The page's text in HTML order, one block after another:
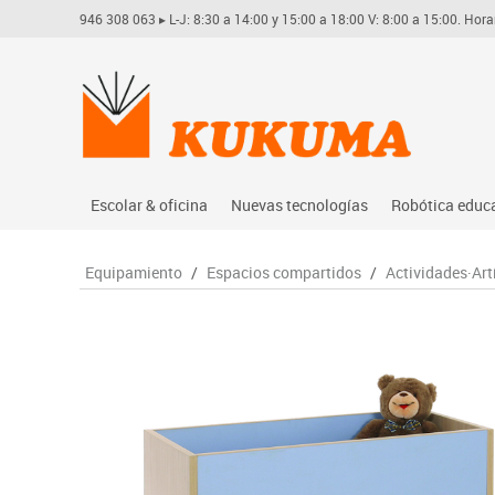
946 308 063 ▸ L-J: 8:30 a 14:00 y 15:00 a 18:00 V: 8:00 a 15:00.
Escolar & oficina
Archivo
Informática
Manualidades
Nuevas tecnologías
Audio
Videoconferencia
Videoproyección
Robótica
Arduino
Vex robotics
Otros
Equipamiento / Espacios compartidos /